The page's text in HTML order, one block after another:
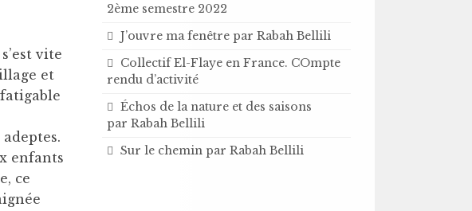
vite
et
enfants
ce
2ème semestre 2022
J’ouvre ma fenêtre par Rabah Bellili
Collectif El-Flaye en France. COmpte
rendu d’activité
Échos de la nature et des saisons
par Rabah Bellili
Sur le chemin par Rabah Bellili